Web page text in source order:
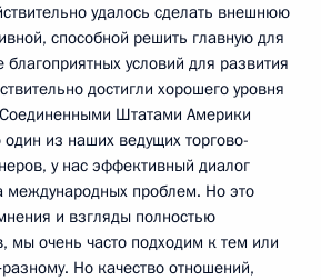
удалось сделать внешнюю
способной решить главную для
благоприятных условий для развития
достигли хорошего уровня
Штатами Америки
из наших ведущих торгово-
у нас эффективный диалог
проблем. Но это
и взгляды полностью
мы очень часто подходим к тем или
Но качество отношений,